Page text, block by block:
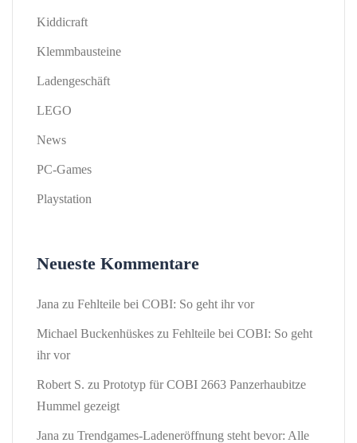
Kiddicraft
Klemmbausteine
Ladengeschäft
LEGO
News
PC-Games
Playstation
Neueste Kommentare
Jana zu Fehlteile bei COBI: So geht ihr vor
Michael Buckenhüskes zu Fehlteile bei COBI: So geht
ihr vor
Robert S. zu Prototyp für COBI 2663 Panzerhaubitze
Hummel gezeigt
Jana zu Trendgames-Ladeneröffnung steht bevor: Alle